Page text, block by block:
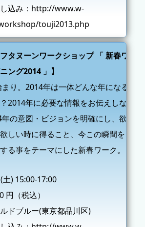
込み： http://www.w-
touji2013.php
タヌーンワークショップ 「 新春ワ
ング2014 」】
り。2014年は一体どんな年になる
2014年に必要な情報をお伝えしな
の意図・ビジョンを明確にし、欲
しい時に得ること、今この瞬間を
る事をテーマにした新春ワーク。
土) 15:00-17:00
円（税込）
ドブルー(東京都品川区)